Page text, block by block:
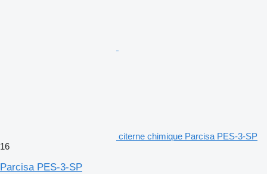
citerne chimique Parcisa PES-3-SP
16
Parcisa PES-3-SP